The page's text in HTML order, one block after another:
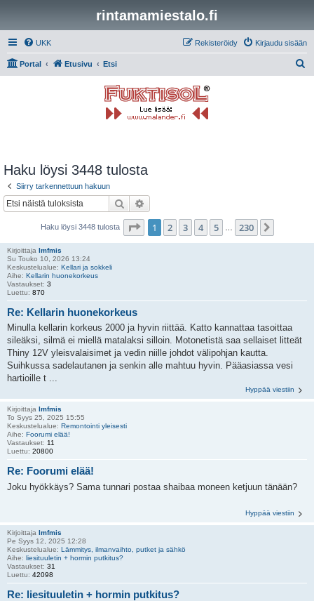
rintamamiestalo.fi
UKK Kirjaudu sisään
Rekisteröidy
Portal Etusivu Etsi
Haku löysi 3448 tulosta
Siirry tarkennettuun hakuun
Etsi
Haku löysi 3448 tulosta Sivu /230
1 2 3 4 5 230
Kirjoittaja lmfmis
Su Touko 10, 2026 13:24
Keskustelualue: Kellari ja sokkeli
Aihe: Kellarin huonekorkeus
Vastaukset: 3
Luettu: 870
Re: Kellarin huonekorkeus
Minulla kellarin korkeus 2000 ja hyvin riittää. Katto kannattaa tasoittaa
sileäksi, silmä ei miellä matalaksi silloin. Motonetistä saa sellaiset litteät
Thiny 12V yleisvalaisimet ja vedin niille johdot välipohjan kautta.
Suihkussa sadelautanen ja senkin alle mahtuu hyvin. Pääasiassa vesi
hartioille t ...
Hyppää viestiin
Kirjoittaja lmfmis
To Syys 25, 2025 15:55
Keskustelualue: Remontointi yleisesti
Aihe: Foorumi elää!
Vastaukset: 11
Luettu: 20800
Re: Foorumi elää!
Joku hyökkäys? Sama tunnari postaa shaibaa moneen ketjuun tänään?
Hyppää viestiin
Kirjoittaja lmfmis
Pe Syys 12, 2025 12:28
Keskustelualue: Lämmitys, ilmanvaihto, putket ja sähkö
Aihe: liesituuletin + hormin putkitus?
Vastaukset: 31
Luettu: 42098
Re: liesituuletin + hormin putkitus?